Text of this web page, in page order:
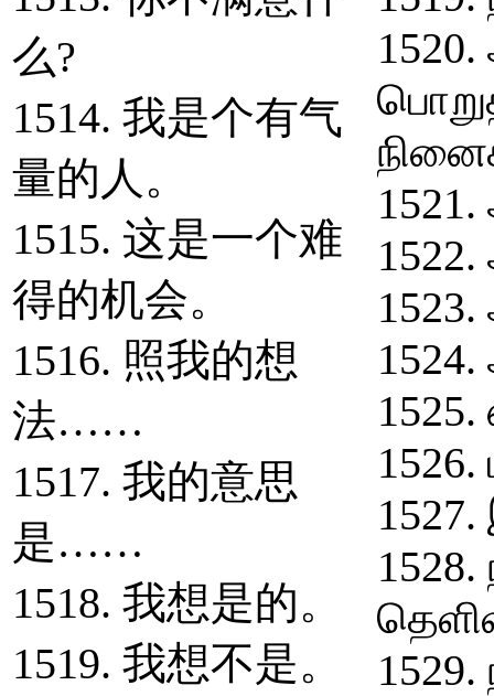
么?
1514. 我是个有气
量的人。
1515. 这是一个难
得的机会。
1516. 照我的想
法……
1517. 我的意思
是……
1518. 我想是的。
1519. 我想不是。
1524.